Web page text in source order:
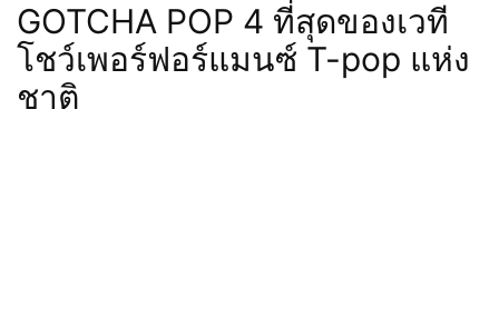
GOTCHA POP 4 ที่สุดของเวที
โชว์เพอร์ฟอร์แมนซ์ T-pop แห่ง
ชาติ